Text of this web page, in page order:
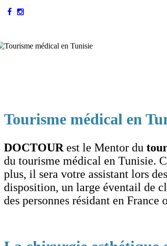
Tourisme médical en
DOCTOUR est le Mentor du
du tourisme médical en Tunisie.
plus, il sera votre assistant lors
disposition, un large éventail de
des personnes résidant en